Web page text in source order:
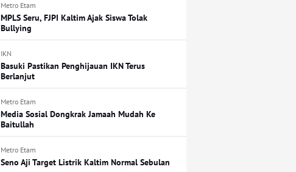
Metro Etam
MPLS Seru, FJPI Kaltim Ajak Siswa Tolak
Bullying
IKN
Basuki Pastikan Penghijauan IKN Terus
Berlanjut
Metro Etam
Media Sosial Dongkrak Jamaah Mudah Ke
Baitullah
Metro Etam
Seno Aji Target Listrik Kaltim Normal Sebulan